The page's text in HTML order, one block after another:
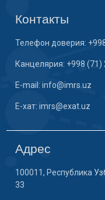
Контакты
Телефон доверия:
Канцелярия: +998 (71)
E-mail: info@imrs.uz
E-хат: imrs@exat.uz
Адрес
100011, Республика
33